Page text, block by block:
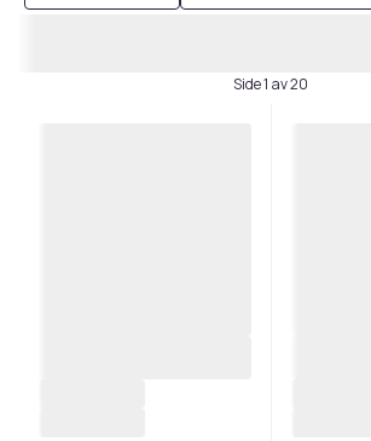
Side 1 av 20